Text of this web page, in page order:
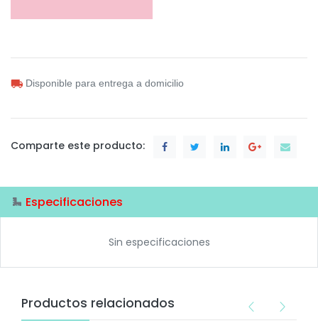
Disponible para entrega a domicilio
Comparte este producto:
Especificaciones
Sin especificaciones
Productos relacionados